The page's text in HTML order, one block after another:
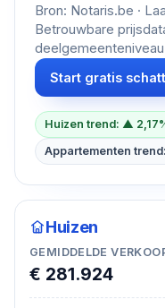
Bron: Notaris.be ·
Betrouwbare
Start gratis
Huizen trend: ▲
Appartementen
Huizen
GEMIDDELDE
€ 281.924